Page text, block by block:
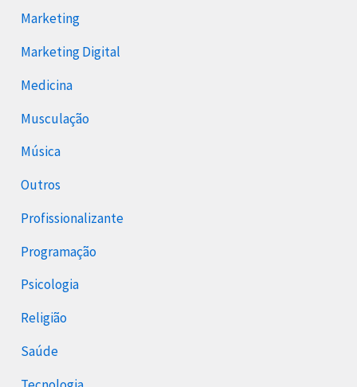
Marketing
Marketing Digital
Medicina
Musculação
Música
Outros
Profissionalizante
Programação
Psicologia
Religião
Saúde